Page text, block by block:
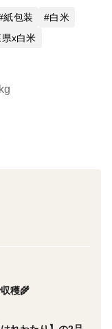
紙包装
白米
x白米
種籾消毒の際の1
で、のどごしのよ
穫🌾